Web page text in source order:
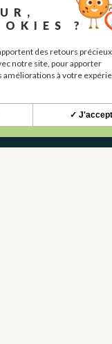
?
des retours
notre site, pour apporter
à votre
✓